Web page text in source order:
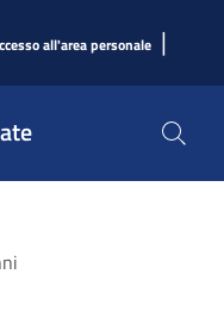
all'area personale |